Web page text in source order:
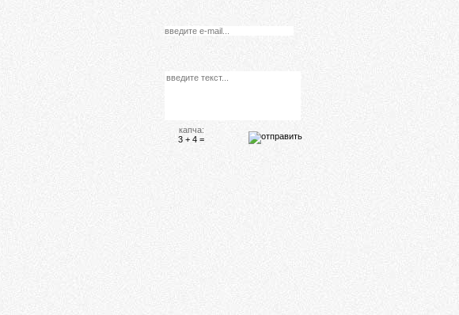
капча:
3 + 4 =